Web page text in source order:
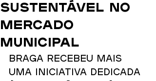
sustentável no
Mercado
Municipal
Braga recebeu mais
uma iniciativa dedicada